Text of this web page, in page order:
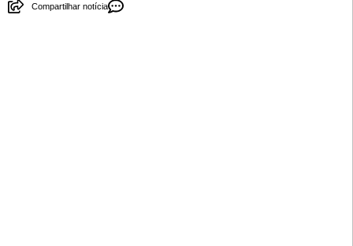
Compartilhar notícia